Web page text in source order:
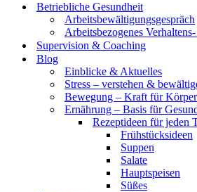
Betriebliche Gesundheit
Arbeitsbewältigungsgespräch
Arbeitsbezogenes
Supervision & Coaching
Blog
Einblicke & Aktuelles
Stress – verstehen &
Bewegung – Kraft für
Ernährung – Basis für
Rezeptideen für jeden
Frühstücksideen
Suppen
Salate
Hauptspeisen
Süßes